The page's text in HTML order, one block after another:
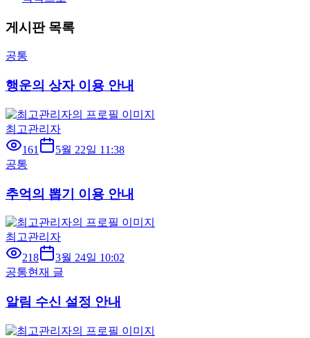
게시판 목록
공통
행운의 상자 이용 안내
최고관리자
161
5월 22일 11:38
공통
추억의 뽑기 이용 안내
최고관리자
218
3월 24일 10:02
공통현재 글
알림 수신 설정 안내